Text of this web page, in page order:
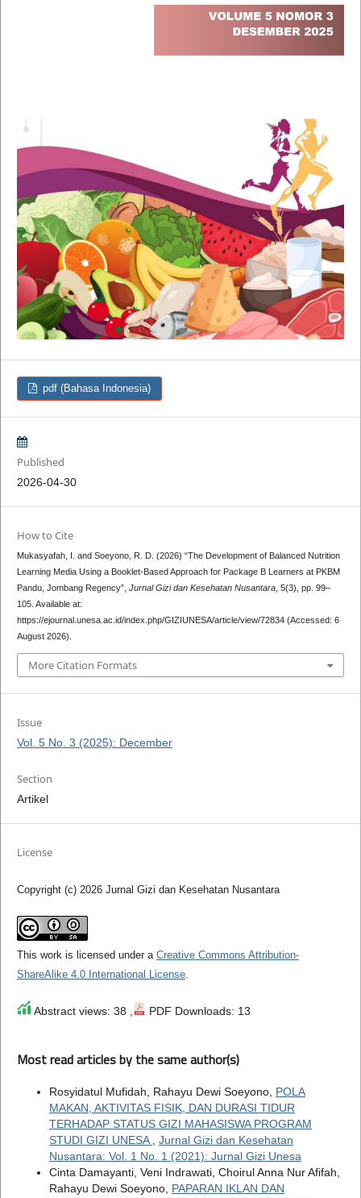
pdf (Bahasa Indonesia)
Published
2026-04-30
How to Cite
Mukasyafah, I. and Soeyono, R. D. (2026) “The Development of Balanced Nutrition
Learning Media Using a Booklet-Based Approach for Package B Learners at PKBM
Pandu, Jombang Regency”, Jurnal Gizi dan Kesehatan Nusantara, 5(3), pp. 99–
105. Available at:
https://ejournal.unesa.ac.id/index.php/GIZIUNESA/article/view/72834 (Accessed: 6
August 2026).
More Citation Formats
Issue
Vol. 5 No. 3 (2025): December
Section
Artikel
License
Copyright (c) 2026 Jurnal Gizi dan Kesehatan Nusantara
This work is licensed under a Creative Commons Attribution-
ShareAlike 4.0 International License.
Abstract views: 38 , PDF Downloads: 13
Most read articles by the same author(s)
Rosyidatul Mufidah, Rahayu Dewi Soeyono, POLA
MAKAN, AKTIVITAS FISIK, DAN DURASI TIDUR
TERHADAP STATUS GIZI MAHASISWA PROGRAM
STUDI GIZI UNESA
Jurnal Gizi dan Kesehatan
Nusantara: Vol. 1 No. 1 (2021): Jurnal Gizi Unesa
Cinta Damayanti, Veni Indrawati, Choirul Anna Nur Afifah,
Rahayu Dewi Soeyono, PAPARAN IKLAN DAN